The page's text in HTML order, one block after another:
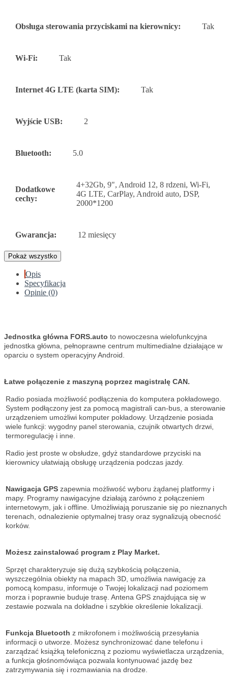
Obsługa sterowania przyciskami na kierownicy: Tak
Wi-Fi: Tak
Internet 4G LTE (karta SIM): Tak
Wyjście USB: 2
Bluetooth: 5.0
Dodatkowe
cechy:
4+32Gb, 9", Android 12, 8 rdzeni, Wi-Fi,
4G LTE, CarPlay, Android auto, DSP,
2000*1200
Gwarancja: 12 miesięcy
Pokaż wszystko
Opis
Specyfikacja
Opinie (0)
Jednostka główna FORS.auto to nowoczesna wielofunkcyjna
jednostka główna, pełnoprawne centrum multimedialne działające w
oparciu o system operacyjny Android.
Łatwe połączenie z maszyną poprzez magistralę CAN.
Radio posiada możliwość podłączenia do komputera pokładowego.
System podłączony jest za pomocą magistrali can-bus, a sterowanie
urządzeniem umożliwi komputer pokładowy. Urządzenie posiada
wiele funkcji: wygodny panel sterowania, czujnik otwartych drzwi,
termoregulację i inne.
Radio jest proste w obsłudze, gdyż standardowe przyciski na
kierownicy ułatwiają obsługę urządzenia podczas jazdy.
Nawigacja GPS zapewnia możliwość wyboru żądanej platformy i
mapy. Programy nawigacyjne działają zarówno z połączeniem
internetowym, jak i offline. Umożliwiają poruszanie się po nieznanych
terenach, odnalezienie optymalnej trasy oraz sygnalizują obecność
korków.
Możesz zainstalować program z Play Market.
Sprzęt charakteryzuje się dużą szybkością połączenia,
wyszczególnia obiekty na mapach 3D, umożliwia nawigację za
pomocą kompasu, informuje o Twojej lokalizacji nad poziomem
morza i poprawnie buduje trasę. Antena GPS znajdująca się w
zestawie pozwala na dokładne i szybkie określenie lokalizacji.
Funkcja Bluetooth z mikrofonem i możliwością przesyłania
informacji o utworze. Możesz synchronizować dane telefonu i
zarządzać książką telefoniczną z poziomu wyświetlacza urządzenia,
a funkcja głośnomówiąca pozwala kontynuować jazdę bez
zatrzymywania się i rozmawiania na drodze.